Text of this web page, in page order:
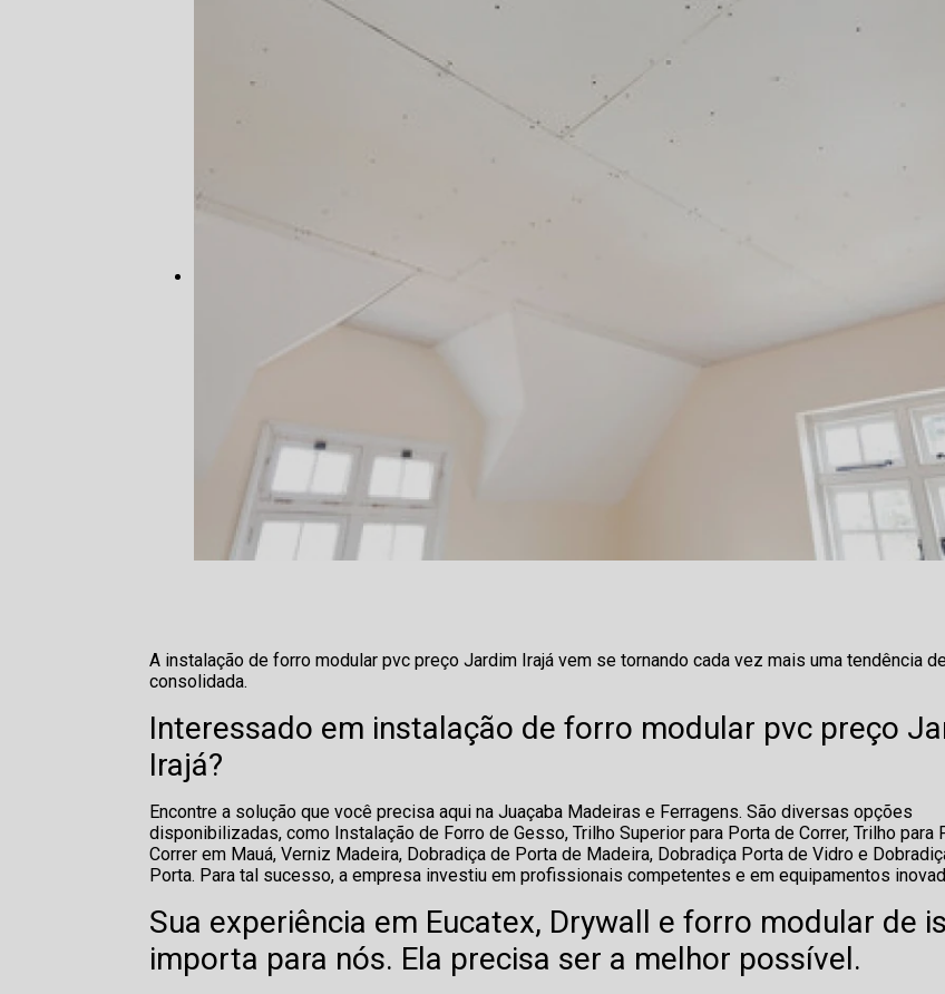
A instalação de forro modular pvc preço Jardim Irajá vem se tornando cada vez mais uma tendência
consolidada.
Interessado em instalação de forro modular pvc preço
Irajá?
Encontre a solução que você precisa aqui na Juaçaba Madeiras e Ferragens. São diversas opções
disponibilizadas, como Instalação de Forro de Gesso, Trilho Superior para Porta de Correr, Trilho para
Correr em Mauá, Verniz Madeira, Dobradiça de Porta de Madeira, Dobradiça Porta de Vidro e
Porta. Para tal sucesso, a empresa investiu em profissionais competentes e em equipamentos
Sua experiência em Eucatex, Drywall e forro modular de
importa para nós. Ela precisa ser a melhor possível.